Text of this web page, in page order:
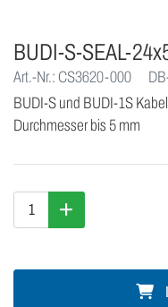
BUDI-S-SEAL-
Art.-Nr.: CS3620-000
BUDI-S und BUDI-1S
Durchmesser bis 5 mm